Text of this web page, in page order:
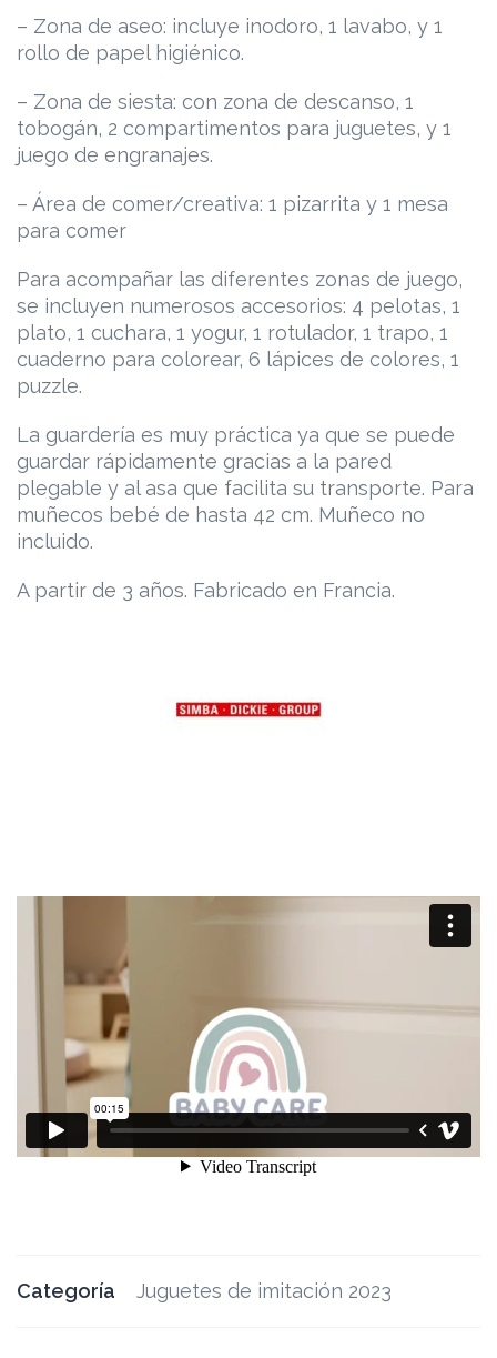
– Zona de aseo: incluye inodoro, 1 lavabo, y 1
rollo de papel higiénico.
– Zona de siesta: con zona de descanso, 1
tobogán, 2 compartimentos para juguetes, y 1
juego de engranajes.
– Área de comer/creativa: 1 pizarrita y 1 mesa
para comer
Para acompañar las diferentes zonas de juego,
se incluyen numerosos accesorios: 4 pelotas, 1
plato, 1 cuchara, 1 yogur, 1 rotulador, 1 trapo, 1
cuaderno para colorear, 6 lápices de colores, 1
puzzle.
La guardería es muy práctica ya que se puede
guardar rápidamente gracias a la pared
plegable y al asa que facilita su transporte. Para
muñecos bebé de hasta 42 cm. Muñeco no
incluido.
A partir de 3 años. Fabricado en Francia.
Categoría Juguetes de imitación 2023